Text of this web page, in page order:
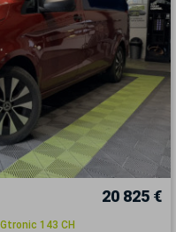
20 825 €
143 CH